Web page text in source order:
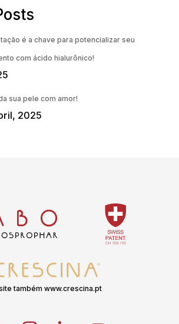
é a chave para potencializar seu
com ácido hialurônico!
sua pele com amor!
2025
também www.crescina.pt